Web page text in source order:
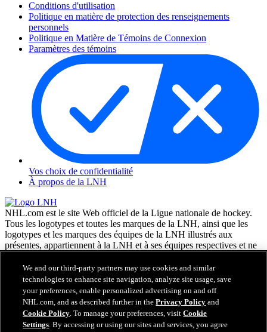
Conditions d'utilisation
Politique en matière de protection des renseignements
personnels
Politique en Matière de Témoins de Connexion
Paramètres des témoins
Vos choix de confidentialité
À propos de la LNH
NHL.com est le site Web officiel de la Ligue nationale de hockey.
Tous les logotypes et toutes les marques de la LNH, ainsi que les
logotypes et les marques des équipes de la LNH illustrés aux
présentes, appartiennent à la LNH et à ses équipes respectives et ne
Enterprises, L.P. © LNH 2026. Tous droits réservés. Tous les
chandails d'équipe de la LNH personnalisés avec les noms des
joueurs de la LNH et leurs numéros sont officiellement sous license
de la LNH et de l'AJLNH. Le mot servant de marque Zamboni et la
configuration de la surfaceuse Zamboni sont des marques de
commerce déposées de Frank J. Zamboni & Co., Inc. © Frank J.
We and our third-party partners may use cookies and similar
technologies to enhance site navigation, analyze site usage, save
your preferences, enable personalized advertising on and off
NHL.com, and as described further in thePrivacy Policy and
Cookie Policy. To manage your preferences, visitCookie
Settings. By accessing or using our sites and services, you agree